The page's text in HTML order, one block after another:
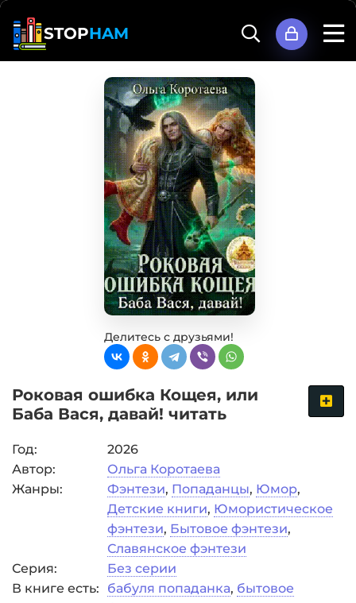
STOPHAM
Делитесь с друзьями!
Роковая ошибка Кощея, или
Баба Вася, давай! читать
Год:
2026
Автор:
Ольга Коротаева
Жанры:
Фэнтези, Попаданцы, Юмор,
Детские книги, Юмористическое
фэнтези, Бытовое фэнтези,
Славянское фэнтези
Серия:
Без серии
В книге есть:
бабуля попаданка, бытовое